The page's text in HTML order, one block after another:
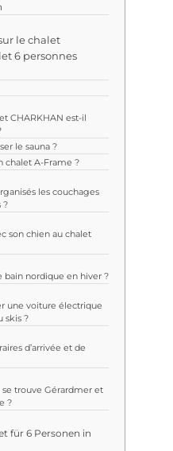
le chalet
6 personnes
CHARKHAN est-il
le sauna ?
chalet A-Frame ?
les couchages
?
son chien au chalet
bain nordique en hiver ?
une voiture électrique
skis ?
d’arrivée et de
trouve Gérardmer et
?
für 6 Personen in